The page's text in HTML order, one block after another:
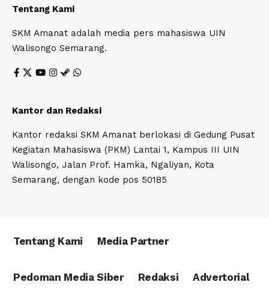
Tentang Kami
SKM Amanat adalah media pers mahasiswa UIN
Walisongo Semarang.
Kantor dan Redaksi
Kantor redaksi SKM Amanat berlokasi di Gedung Pusat
Kegiatan Mahasiswa (PKM) Lantai 1, Kampus III UIN
Walisongo, Jalan Prof. Hamka, Ngaliyan, Kota
Semarang, dengan kode pos 50185
Tentang Kami Media Partner
Pedoman Media Siber Redaksi Advertorial